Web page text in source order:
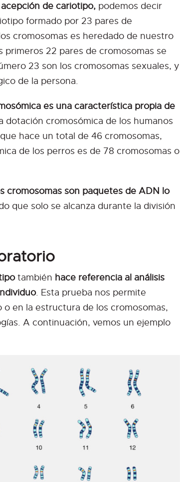
de cariotipo, podemos decir
formado por 23 pares de
cromosomas es heredado de nuestro
22 pares de cromosomas se
23 son los cromosomas sexuales, y
de la persona.
es una característica propia de
dotación cromosómica de los humanos
hace un total de 46 cromosomas,
de los perros es de 78 cromosomas o
cromosomas son paquetes de ADN lo
que solo se alcanza durante la división
también hace referencia al análisis
. Esta prueba nos permite
en la estructura de los cromosomas,
A continuación, vemos un ejemplo